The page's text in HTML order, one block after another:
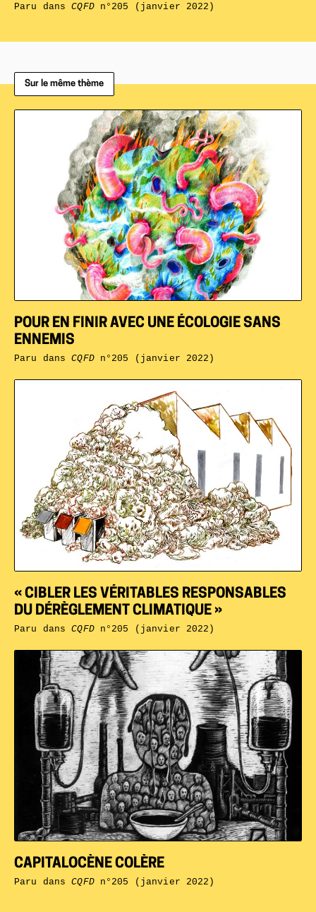
Paru dansCQFDn°205 (janvier 2022)
Sur le même thème
CAPITALOCÈNE COLÈRE
Paru dansCQFDn°205 (janvier 2022)
« CIBLER LES VÉRITABLES RESPONSABLES
DU DÉRÈGLEMENT CLIMATIQUE »
Paru dansCQFDn°205 (janvier 2022)
POUR EN FINIR AVEC UNE ÉCOLOGIE SANS
ENNEMIS
Paru dansCQFDn°205 (janvier 2022)